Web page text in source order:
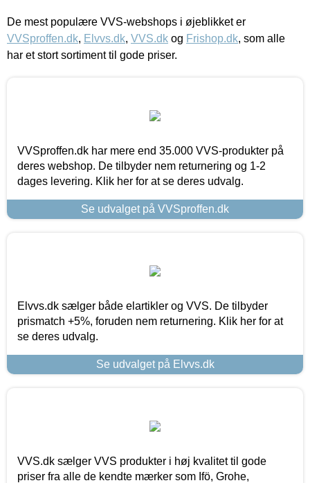
De mest populære VVS-webshops i øjeblikket er
VVSproffen.dk, Elvvs.dk, VVS.dk og Frishop.dk, som alle
har et stort sortiment til gode priser.
VVSproffen.dk har mere end 35.000 VVS-produkter på
deres webshop. De tilbyder nem returnering og 1-2
dages levering. Klik her for at se deres udvalg.
Se udvalget på VVSproffen.dk
Elvvs.dk sælger både elartikler og VVS. De tilbyder
prismatch +5%, foruden nem returnering. Klik her for at
se deres udvalg.
Se udvalget på Elvvs.dk
VVS.dk sælger VVS produkter i høj kvalitet til gode
priser fra alle de kendte mærker som Ifö, Grohe,